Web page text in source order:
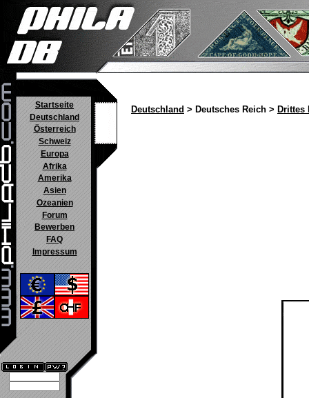
Startseite
Deutschland
Österreich
Schweiz
Europa
Afrika
Amerika
Asien
Ozeanien
Forum
Bewerben
FAQ
Impressum
Deutschland > Deutsches Reich > Drittes